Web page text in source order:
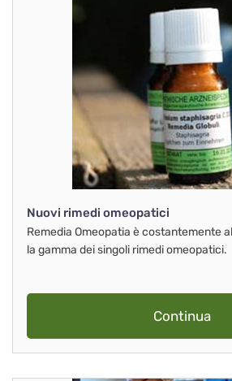
Nuovi rimedi omeopatici
Remedia Omeopatia è costantemente
la gamma dei singoli rimedi omeopatici.
Continua